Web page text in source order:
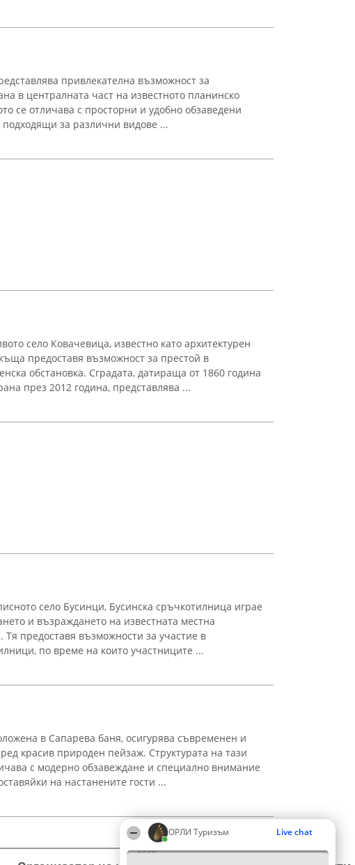
ОРЛИ Туризъм Live chat
03:36
привлекателна възможност за
в централната част на известното планинско
се отличава с просторни и удобно обзаведени
за различни видове ...
село Ковачевица, известно като архитектурен
предоставя възможност за престой в
обстановка. Сградата, датираща от 1860 година
през 2012 година, представлява ...
село Бусинци, Бусинска сръчкотилница играе
и възраждането на известната местна
предоставя възможности за участие в
по време на които участниците ...
в Сапарева баня, осигурява съвременен и
красив природен пейзаж. Структурата на тази
с модерно обзавеждане и специално внимание
на настанените гости ...